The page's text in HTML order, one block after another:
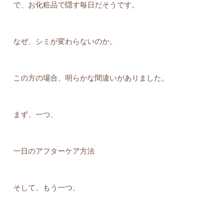
で、お化粧品で隠す毎日だそうです。
なぜ、シミが変わらないのか。
この方の場合、明らかな間違いがありました。
まず、一つ、
一日のアフターケア方法
そして、もう一つ、